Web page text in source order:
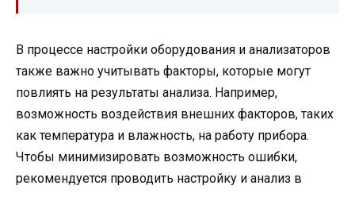
В процессе настройки оборудования и анализаторов
также важно учитывать факторы, которые могут
повлиять на результаты анализа. Например,
возможность воздействия внешних факторов, таких
как температура и влажность, на работу прибора.
Чтобы минимизировать возможность ошибки,
рекомендуется проводить настройку и анализ в